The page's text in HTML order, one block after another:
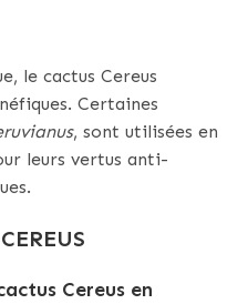
le cactus Cereus
Certaines
, sont utilisées en
leurs vertus anti-
Cereus en